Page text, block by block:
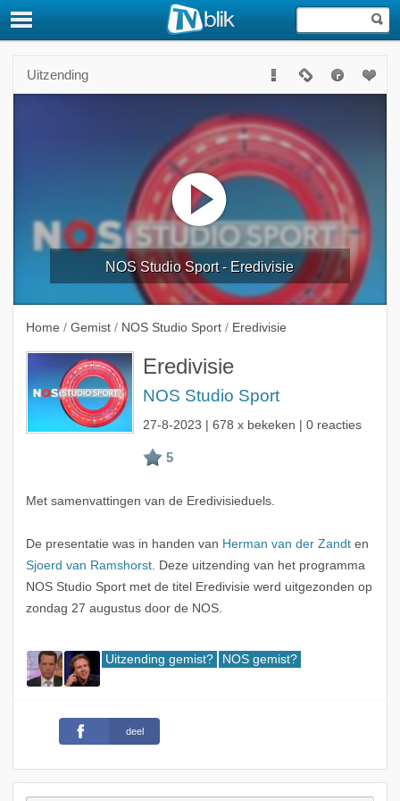
Uitzending
NOS Studio Sport - Eredivisie
Home / Gemist / NOS Studio Sport / Eredivisie
Eredivisie
NOS Studio Sport
27-8-2023 | 678 x bekeken | 0 reacties
Met samenvattingen van de Eredivisieduels.
De presentatie was in handen van Herman van der Zandten
Sjoerd van Ramshorst. Deze uitzending van het programma
NOS Studio Sport met de titel Eredivisie werd uitgezonden op
zondag 27 augustus door de NOS.
Uitzending gemist? NOS gemist?
deel